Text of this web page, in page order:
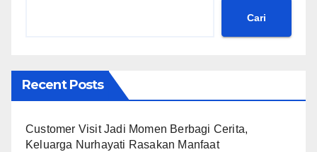
Cari
Recent Posts
Customer Visit Jadi Momen Berbagi Cerita,
Keluarga Nurhayati Rasakan Manfaat